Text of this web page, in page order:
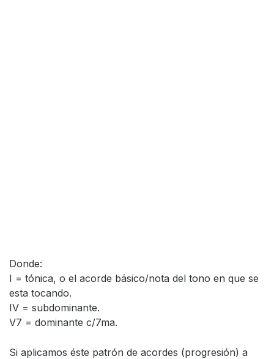
Donde:
I = tónica, o el acorde básico/nota del tono en que se
esta tocando.
IV = subdominante.
V7 = dominante c/7ma.
Si aplicamos éste patrón de acordes (progresión) a